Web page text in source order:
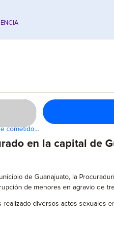
cometido…
en la capital de
de Guanajuato, la
de menores en agravio de
diversos actos